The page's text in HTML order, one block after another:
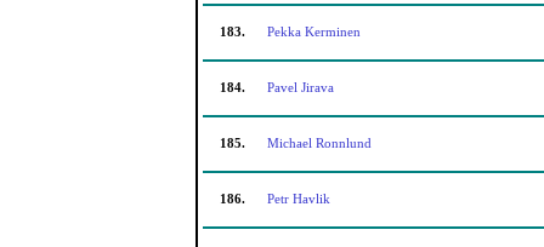
183. Pekka Kerminen
184. Pavel Jirava
185. Michael Ronnlund
186. Petr Havlik